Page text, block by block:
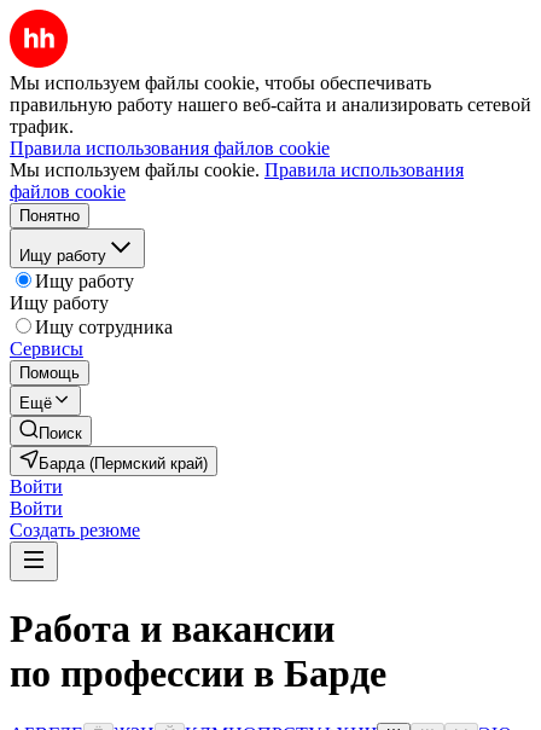
Мы используем файлы cookie, чтобы обеспечивать
правильную работу нашего веб-сайта и анализировать сетевой
трафик.
Правила использования файлов cookie
Мы используем файлы cookie. Правила использования
файлов cookie
Понятно
Ищу работу
Ищу работу
Ищу работу
Ищу сотрудника
Сервисы
Помощь
Ещё
Поиск
Барда (Пермский край)
Войти
Войти
Создать резюме
Работа и вакансии
по профессии в Барде